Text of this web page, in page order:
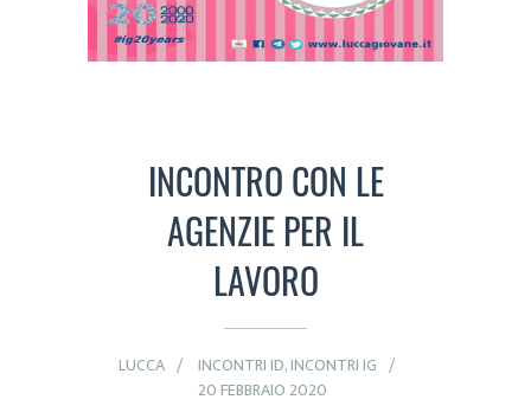
INCONTRO CON LE
AGENZIE PER IL
LAVORO
LUCCA INCONTRI ID,INCONTRI IG
20 FEBBRAIO 2020